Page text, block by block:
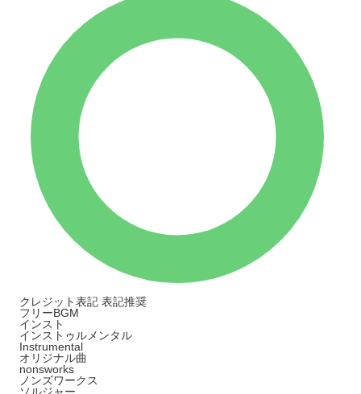
クレジット表記 表記推奨
フリーBGM
インスト
インストゥルメンタル
Instrumental
オリジナル曲
nonsworks
ノンズワークス